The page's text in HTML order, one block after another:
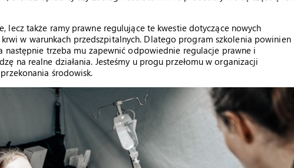
lecz także ramy prawne regulujące te kwestie dotyczące nowych
w warunkach przedszpitalnych. Dlatego program szkolenia powinien
następnie trzeba mu zapewnić odpowiednie regulacje prawne i
na realne działania. Jesteśmy u progu przełomu w organizacji
środowisk.